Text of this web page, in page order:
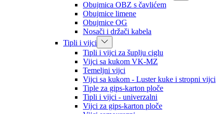
Obujmica OBZ s čavlićem
Obujmice limene
Obujmice OG
Nosači i držači kabela
Tipli i vijci
Tipli i vijci za šuplju ciglu
Vijci sa kukom VK-MZ
Temeljni vijci
Vijci sa kukom - Luster kuke i stropni vijci
Tiple za gips-karton ploče
Tipli i vijci - univerzalni
Vijci za gips-karton ploče